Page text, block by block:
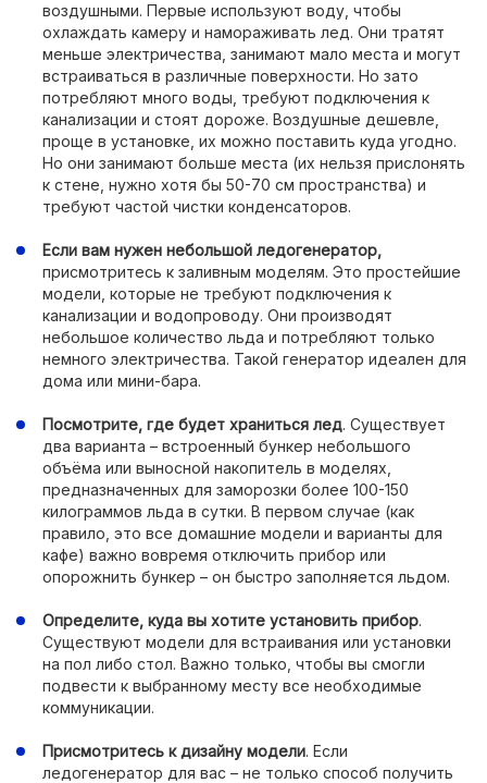
воздушными. Первые используют воду, чтобы
охлаждать камеру и намораживать лед. Они тратят
меньше электричества, занимают мало места и могут
встраиваться в различные поверхности. Но зато
потребляют много воды, требуют подключения к
канализации и стоят дороже. Воздушные дешевле,
проще в установке, их можно поставить куда угодно.
Но они занимают больше места (их нельзя прислонять
к стене, нужно хотя бы 50-70 см пространства) и
требуют частой чистки конденсаторов.
Если вам нужен небольшой ледогенератор,
присмотритесь к заливным моделям. Это простейшие
модели, которые не требуют подключения к
канализации и водопроводу. Они производят
небольшое количество льда и потребляют только
немного электричества. Такой генератор идеален для
дома или мини-бара.
Посмотрите, где будет храниться лед. Существует
два варианта – встроенный бункер небольшого
объёма или выносной накопитель в моделях,
предназначенных для заморозки более 100-150
килограммов льда в сутки. В первом случае (как
правило, это все домашние модели и варианты для
кафе) важно вовремя отключить прибор или
опорожнить бункер – он быстро заполняется льдом.
Определите, куда вы хотите установить прибор.
Существуют модели для встраивания или установки
на пол либо стол. Важно только, чтобы вы смогли
подвести к выбранному месту все необходимые
коммуникации.
Присмотритесь к дизайну модели. Если
ледогенератор для вас – не только способ получить